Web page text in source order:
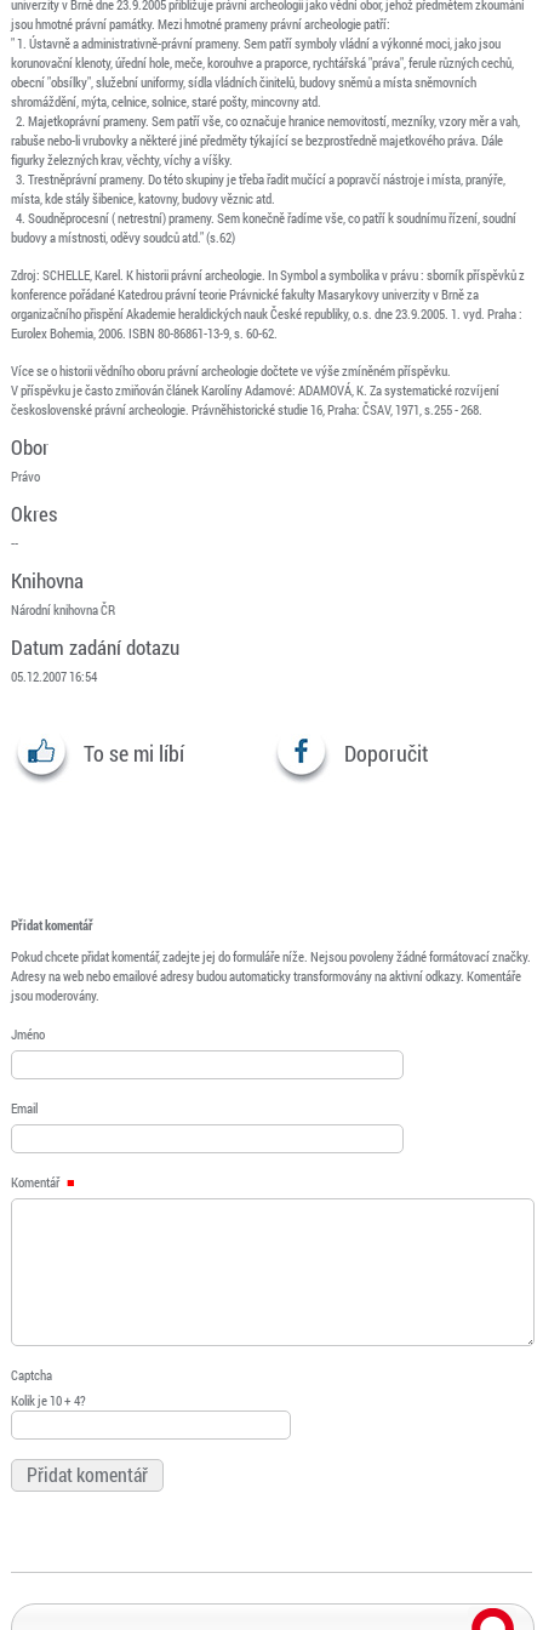
univerzity v Brně dne 23.9.2005 přibližuje právní archeologii jako vědní obor, jehož předmětem zkoumání
jsou hmotné právní památky. Mezi hmotné prameny právní archeologie patří:
" 1. Ústavně a administrativně-právní prameny. Sem patří symboly vládní a výkonné moci, jako jsou
korunovační klenoty, úřední hole, meče, korouhve a praporce, rychtářská "práva", ferule různých cechů,
obecní "obsílky", služební uniformy, sídla vládních činitelů, budovy sněmů a místa sněmovních
shromáždění, mýta, celnice, solnice, staré pošty, mincovny atd.
2. Majetkoprávní prameny. Sem patří vše, co označuje hranice nemovitostí, mezníky, vzory měr a vah,
rabuše nebo-li vrubovky a některé jiné předměty týkající se bezprostředně majetkového práva. Dále
figurky železných krav, věchty, víchy a víšky.
3. Trestněprávní prameny. Do této skupiny je třeba řadit mučící a popravčí nástroje i místa, pranýře,
místa, kde stály šibenice, katovny, budovy věznic atd.
4. Soudněprocesní ( netrestní) prameny. Sem konečně řadíme vše, co patří k soudnímu řízení, soudní
budovy a místnosti, oděvy soudců atd." (s.62)
Zdroj: SCHELLE, Karel. K historii právní archeologie. In Symbol a symbolika v právu : sborník příspěvků z
konference pořádané Katedrou právní teorie Právnické fakulty Masarykovy univerzity v Brně za
organizačního přispění Akademie heraldických nauk České republiky, o.s. dne 23.9.2005. 1. vyd. Praha :
Eurolex Bohemia, 2006. ISBN 80-86861-13-9, s. 60-62.
Více se o historii vědního oboru právní archeologie dočtete ve výše zmíněném příspěvku.
V příspěvku je často zmiňován článek Karolíny Adamové: ADAMOVÁ, K. Za systematické rozvíjení
československé právní archeologie. Právněhistorické studie 16, Praha: ČSAV, 1971, s.255 - 268.
Obor
Právo
Okres
--
Knihovna
Národní knihovna ČR
Datum zadání dotazu
05.12.2007 16:54
To se mi líbí Doporučit
Přidat komentář
Pokud chcete přidat komentář, zadejte jej do formuláře níže. Nejsou povoleny žádné formátovací značky.
Adresy na web nebo emailové adresy budou automaticky transformovány na aktivní odkazy. Komentáře
jsou moderovány.
Jméno
Email
Komentář
Captcha
Kolik je 10 + 4?